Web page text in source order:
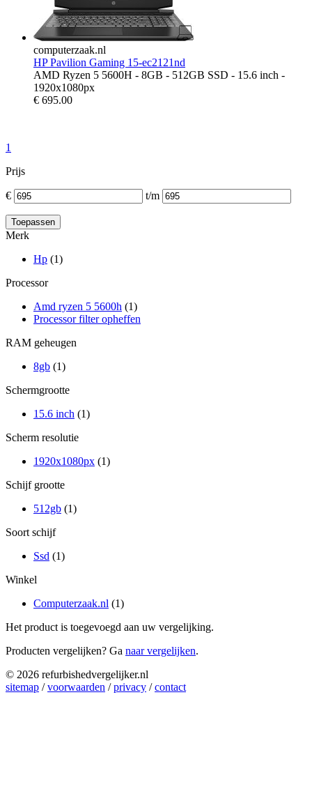
computerzaak.nl
HP Pavilion Gaming 15-ec2121nd
AMD Ryzen 5 5600H - 8GB - 512GB SSD - 15.6 inch -
1920x1080px
€ 695.00
1
Prijs
€ t/m
Merk
Hp (1)
Processor
Amd ryzen 5 5600h (1)
Processor filter opheffen
RAM geheugen
8gb (1)
Schermgrootte
15.6 inch (1)
Scherm resolutie
1920x1080px (1)
Schijf grootte
512gb (1)
Soort schijf
Ssd (1)
Winkel
Computerzaak.nl (1)
Het product is toegevoegd aan uw vergelijking.
Producten vergelijken? Ga naar vergelijken.
© 2026 refurbishedvergelijker.nl
sitemap /voorwaarden /privacy /contact